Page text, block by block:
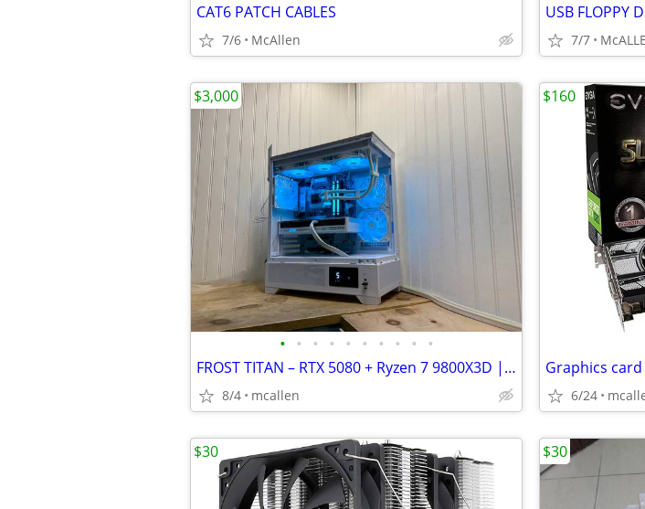
CAT6 PATCH CABLES
7/6 McAllen
USB FLOPPY
7/7
• • • • • • • • • •
FROST TITAN – RTX 5080 + Ryzen 7 9800X3D | 360mm AIO | 32G DDR5
8/4 mcallen
$3,000
6/24
$160
$30 $30